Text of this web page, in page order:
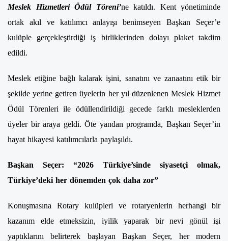
Meslek Hizmetleri Ödül Töreni’ne katıldı. Kent yönetiminde
ortak akıl ve katılımcı anlayışı benimseyen Başkan Seçer’e
kulüple gerçekleştirdiği iş birliklerinden dolayı plaket takdim
edildi.
Meslek etiğine bağlı kalarak işini, sanatını ve zanaatını etik bir
şekilde yerine getiren üyelerin her yıl düzenlenen Meslek Hizmet
Ödül Törenleri ile ödüllendirildiği gecede farklı mesleklerden
üyeler bir araya geldi. Öte yandan programda, Başkan Seçer’in
hayat hikayesi katılımcılarla paylaşıldı.
Başkan Seçer: “2026 Türkiye’sinde siyasetçi olmak,
Türkiye’deki her dönemden çok daha zor”
Konuşmasına Rotary kulüpleri ve rotaryenlerin herhangi bir
kazanım elde etmeksizin, iyilik yaparak bir nevi gönül işi
yaptıklarını belirterek başlayan Başkan Seçer, her modern